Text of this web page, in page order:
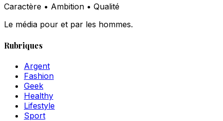
Caractère • Ambition • Qualité
Le média pour et par les hommes.
Rubriques
Argent
Fashion
Geek
Healthy
Lifestyle
Sport